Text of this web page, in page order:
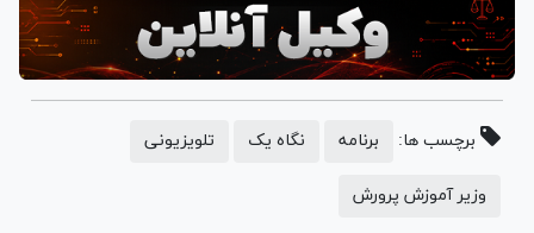
برچسب ها: برنامه نگاه یک تلویزیونی
وزیر آموزش پرورش